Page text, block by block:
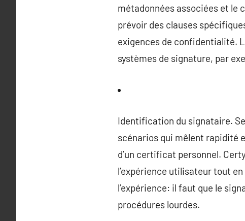
métadonnées associées et le
prévoir des clauses
exigences de confidentialité.
systèmes de signature, par
Identification du signataire.
scénarios qui mêlent rapidité
d’un certificat personnel.
l’expérience utilisateur tout
l’expérience: il faut que le
procédures lourdes.